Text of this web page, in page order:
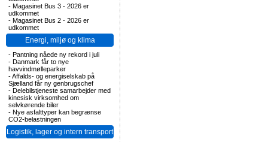
- Magasinet Bus 3 - 2026 er
udkommet
- Magasinet Bus 2 - 2026 er
udkommet
Energi, miljø og klima
- Pantning nåede ny rekord i juli
- Danmark får to nye
havvindmølleparker
-Affalds- og energiselskab på
Sjælland får ny genbrugschef
- Delebilstjeneste samarbejder med
kinesisk virksomhed om
selvkørende biler
- Nye asfalttyper kan begrænse
CO2-belastningen
Logistik, lager og intern transport